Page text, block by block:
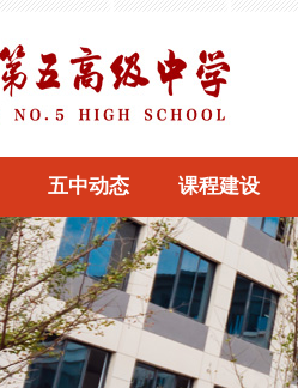
五中动态 课程建设